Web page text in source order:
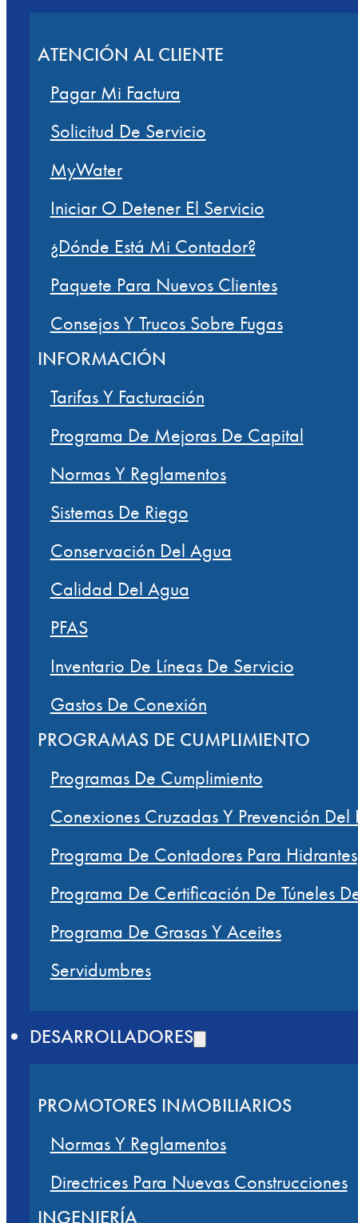
ATENCIÓN AL CLIENTE
Pagar Mi Factura
Solicitud De Servicio
MyWater
Iniciar O Detener El Servicio
¿Dónde Está Mi Contador?
Paquete Para Nuevos Clientes
Consejos Y Trucos Sobre Fugas
INFORMACIÓN
Tarifas Y Facturación
Programa De Mejoras De Capital
Normas Y Reglamentos
Sistemas De Riego
Conservación Del Agua
Calidad Del Agua
PFAS
Inventario De Líneas De Servicio
Gastos De Conexión
PROGRAMAS DE CUMPLIMIENTO
Programas De Cumplimiento
Conexiones Cruzadas Y Prevención Del
Programa De Contadores Para Hidrantes
Programa De Certificación De Túneles
Programa De Grasas Y Aceites
Servidumbres
DESARROLLADORES
PROMOTORES INMOBILIARIOS
Normas Y Reglamentos
Directrices Para Nuevas Construcciones
INGENIERÍA